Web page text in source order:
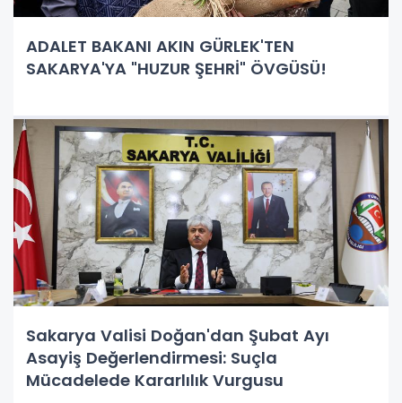
ADALET BAKANI AKIN GÜRLEK'TEN
SAKARYA'YA "HUZUR ŞEHRİ" ÖVGÜSÜ!
Sakarya Valisi Doğan'dan Şubat Ayı
Asayiş Değerlendirmesi: Suçla
Mücadelede Kararlılık Vurgusu